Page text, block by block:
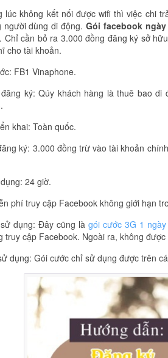
lúc không kết nối được wifi thì việc chi
người dùng di động. Gói facebook
Chỉ cần bỏ ra 3.000 đồng đăng ký sở
cho tài khoản.
FB1 Vinaphone.
ký: Qúy khách hàng là thuê bao di
khai: Toàn quốc.
ký: 3.000 đồng trừ vào tài khoản
24 giờ.
phí truy cập Facebook không giới hạn
dụng: Đây cũng làgói cước 3G 1
truy cập Facebook. Ngoài ra, không
dụng: Gói cước chỉ sử dụng được trên